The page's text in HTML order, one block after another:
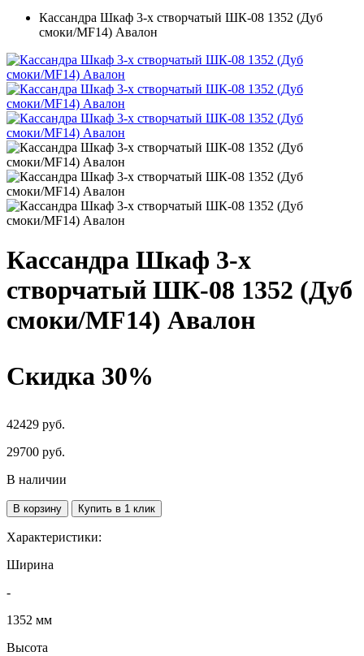
Кассандра Шкаф 3-х створчатый ШК-08 1352 (Дуб
смоки/MF14) Авалон
Кассандра Шкаф 3-х
створчатый ШК-08 1352 (Дуб
смоки/MF14) Авалон
Скидка 30%
42429 руб.
29700 руб.
В наличии
В корзину Купить в 1 клик
Характеристики:
Ширина
-
1352 мм
Высота